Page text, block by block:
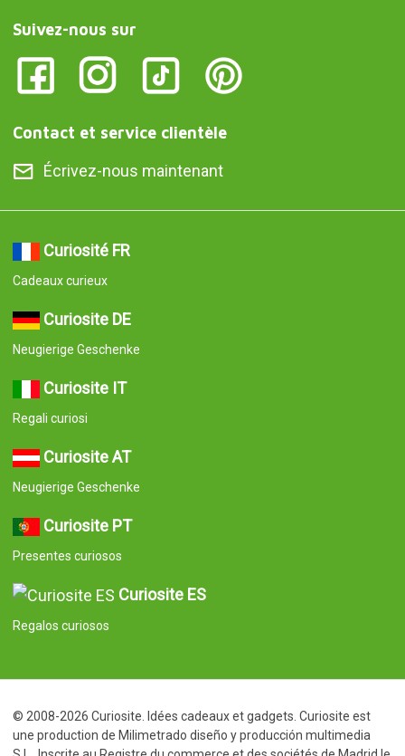
Suivez-nous sur
Contact et service clientèle
Écrivez-nous maintenant
Curiosité FR
Cadeaux curieux
Curiosite DE
Neugierige Geschenke
Curiosite IT
Regali curiosi
Curiosite AT
Neugierige Geschenke
Curiosite PT
Presentes curiosos
Curiosite ES
Regalos curiosos
© 2008-2026 Curiosite. Idées cadeaux et gadgets. Curiosite est
une production de Milimetrado diseño y producción multimedia